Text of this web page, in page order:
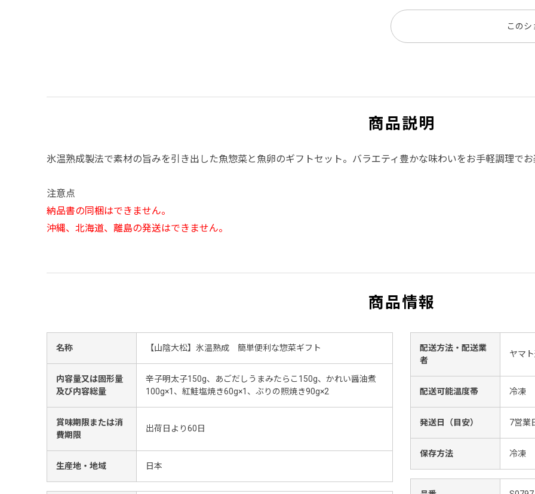
このシ
商品説明
氷温熟成製法で素材の旨みを引き出した魚惣菜と魚卵のギフトセット。バラエティ豊かな味わいをお手軽調理で
注意点
納品書の同梱はできません。
沖縄、北海道、離島の発送はできません。
商品情報
名称 【山陰大松】氷温熟成 簡単便利な惣菜ギフト
内容量又は固形量
及び内容総量
辛子明太子150g、あごだしうまみたらこ150g、かれい醤油煮
100g×1、紅鮭塩焼き60g×1、ぶりの照焼き90g×2
賞味期限または消
費期限
出荷日より60日
生産地・地域 日本
配送方法・配送業
者
ヤマ
配送可能温度帯 冷凍
発送日（目安） 7営業
保存方法 冷凍